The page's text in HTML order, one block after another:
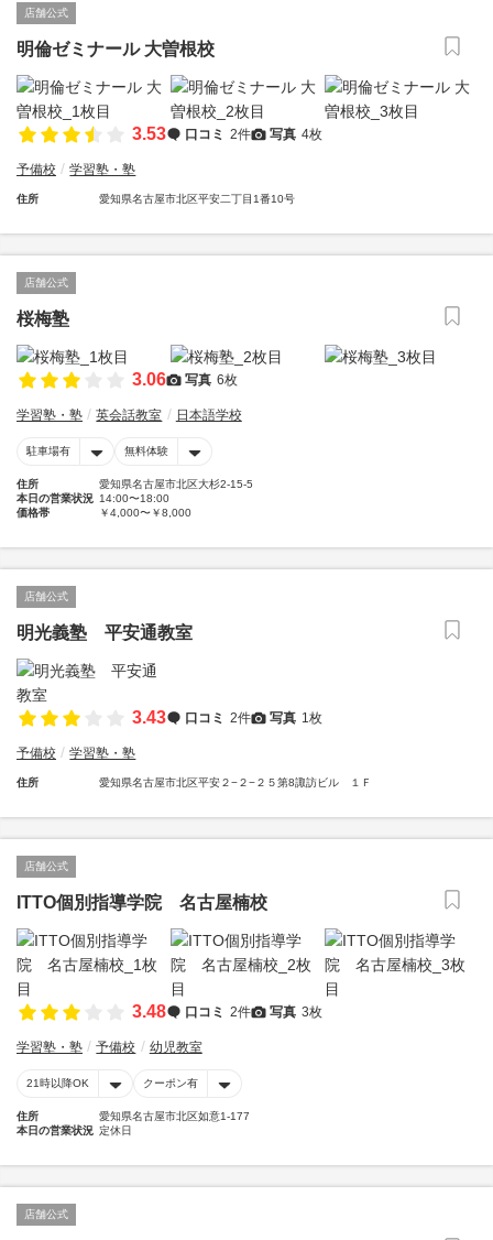
店舗公式
明倫ゼミナール 大曽根校
3.53 口コミ 2件 写真 4枚
予備校 学習塾・塾
住所 愛知県名古屋市北区平安二丁目1番10号
店舗公式
桜梅塾
3.06 写真 6枚
学習塾・塾 英会話教室 日本語学校
駐車場有 無料体験
住所
愛知県名古屋市北区大杉2-15-5
本日の営業状況 14:00〜18:00
価格帯
￥4,000〜￥8,000
店舗公式
明光義塾 平安通教室
3.43 口コミ 2件 写真 1枚
予備校 学習塾・塾
住所 愛知県名古屋市北区平安２−２−２５第8諏訪ビル １Ｆ
店舗公式
ITTO個別指導学院 名古屋楠校
3.48 口コミ 2件 写真 3枚
学習塾・塾 予備校 幼児教室
21時以降OK クーポン有
住所
愛知県名古屋市北区如意1-177
本日の営業状況 定休日
店舗公式